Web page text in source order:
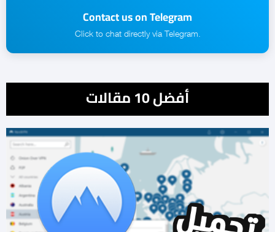
Contact us on Telegram
.Click to chat directly via Telegram
أفضل 10 مقالات